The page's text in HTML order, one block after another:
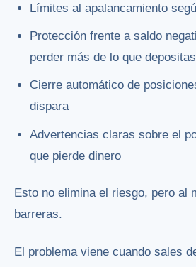
Límites al apalancamiento
Protección frente a saldo
perder más de lo que
Cierre automático de
dispara
Advertencias claras sobre el
que pierde dinero
Esto no elimina el riesgo, pero al
barreras.
El problema viene cuando sales